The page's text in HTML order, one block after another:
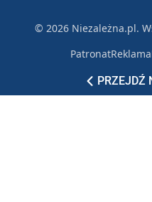
PRZEJDŹ
© 2026 Niezależna.pl.
PatronatReklama